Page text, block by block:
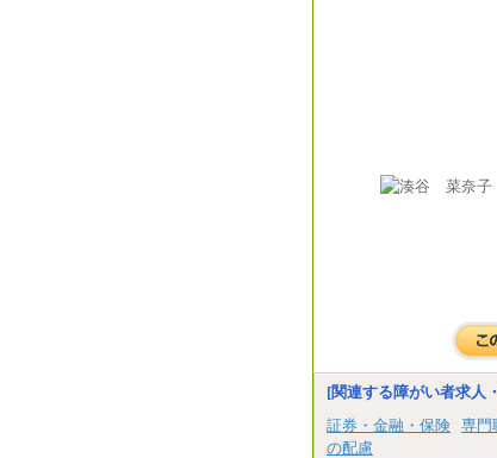
[関連する障がい者求人
証券・金融・保険 専門
の配慮